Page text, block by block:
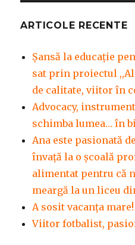
ARTICOLE RECENTE
Șansă la educație
sat prin proiectul
de calitate, viitor în
Advocacy,
schimba lumea… în
Ana este pasionată
învață la o școală
alimentat pentru că
meargă la un liceu
A sosit vacanța mare!
Viitor fotbalist,